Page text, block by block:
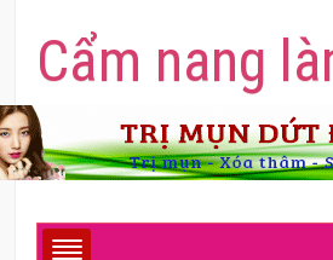
Cẩm nang